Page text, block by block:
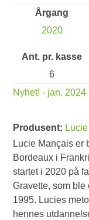
Årgang
2020
Ant. pr. kasse
6
Nyhet! - jan. 2024
Produsent:
Lucie Mançais er
Bordeaux i
startet i 2020 på
Gravette, som
1995. Lucies
hennes